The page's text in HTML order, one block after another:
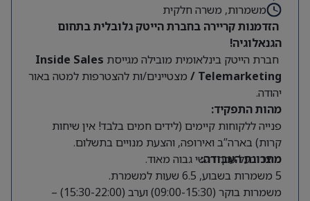
משמרות, משרה חלקית
הזדמנות קריירה בחברת הייטק גלובלית בתחום
הגנאלוגיה!
חברת הייטק בינלאומית מובילה מגייסת Inside Sales
/ Telemarketing מצטיינים/ות להצטרפות למטה באור
יהודה.
מהות התפקיד:
פנייה ללקוחות קיימים (לידים חמים בלבד! אין שיחות
קרות) בארה”ב ואירופה, והצעת מנויים בתשלום.
מוצר בעל ערך רגשי גבוה מאוד.
מתכונת העבודה:
5 משמרות בשבוע, 6.5 שעות למשמרת.
משמרות בוקר (09:00-15:30) וערב (15:30-22:00) –